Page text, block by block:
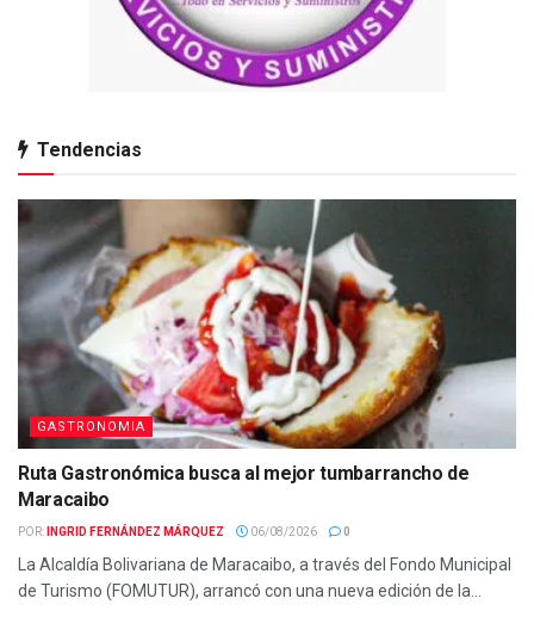
Tendencias
GASTRONOMIA
Ruta Gastronómica busca al mejor tumbarrancho de
Maracaibo
POR: INGRID FERNÁNDEZ MÁRQUEZ 06/08/2026 0
La Alcaldía Bolivariana de Maracaibo, a través del Fondo Municipal
de Turismo (FOMUTUR), arrancó con una nueva edición de la...